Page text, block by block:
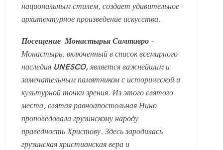
национальным стилем, создает удивительное
архитектурное произведение искусства.
Посещение Монастырья Самтавро -
Монастырь, включенный в список всемирного
наследия UNESCO,является важнейшим и
замечательным памятником с исторической и
культурной точки зрения. Из этого святого
места, святая равноапостольная Нино
проповедовала грузинскому народу
праведность Христову. Здесь зародилась
грузинская христианская вера и